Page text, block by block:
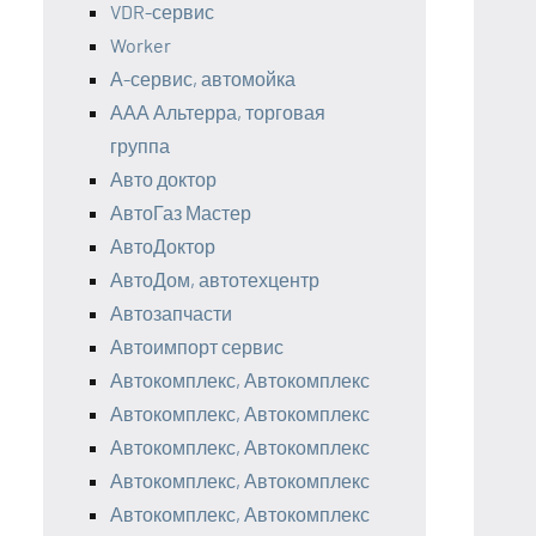
VDR-сервис
Worker
А-сервис, автомойка
ААА Альтерра, торговая
группа
Авто доктор
АвтоГаз Мастер
АвтоДоктор
АвтоДом, автотехцентр
Автозапчасти
Автоимпорт сервис
Автокомплекс, Автокомплекс
Автокомплекс, Автокомплекс
Автокомплекс, Автокомплекс
Автокомплекс, Автокомплекс
Автокомплекс, Автокомплекс